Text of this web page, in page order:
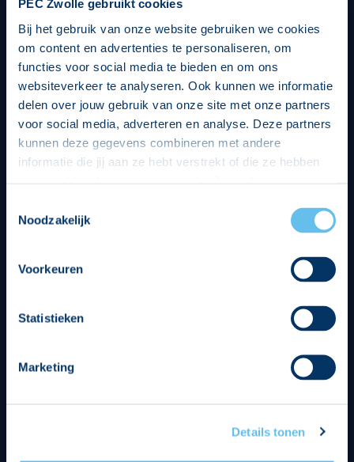
PEC Zwolle gebruikt cookies
Bij het gebruik van onze website gebruiken we cookies
om content en advertenties te personaliseren, om
functies voor social media te bieden en om ons
websiteverkeer te analyseren. Ook kunnen we informatie
delen over jouw gebruik van onze site met onze partners
voor social media, adverteren en analyse. Deze partners
kunnen deze gegevens combineren met andere
informatie die jij aan ze hebt verstrekt of die ze hebben
op een veilige en integere wijze. Je kunt je toestemming
beheren op de privacy- en cookieverklaring pagina.
Noodzakelijk
Voorkeuren
Statistieken
Marketing
Details tonen